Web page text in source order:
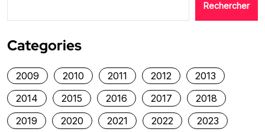
Rechercher
Categories
2009 2010 2011 2012
2013
2014
2015 2016 2017
2018
2019
2020 2021 2022
2023